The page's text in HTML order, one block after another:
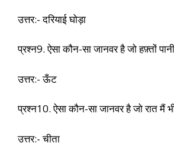
उत्तर:- दरियाई घोड़ा
प्रश्न9. ऐसा कौन-सा जानवर है जो हफ़्तों पानी
उत्तर:- ऊँट
प्रश्न10. ऐसा कौन-सा जानवर है जो रात मैं
उत्तर:- चीता